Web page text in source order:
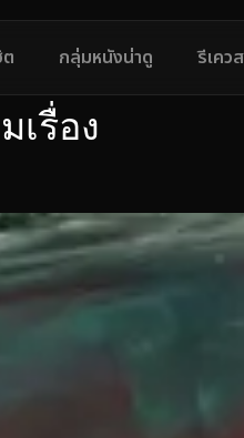
กลุ่มหนังน่าดู รีเค
เรื่อง